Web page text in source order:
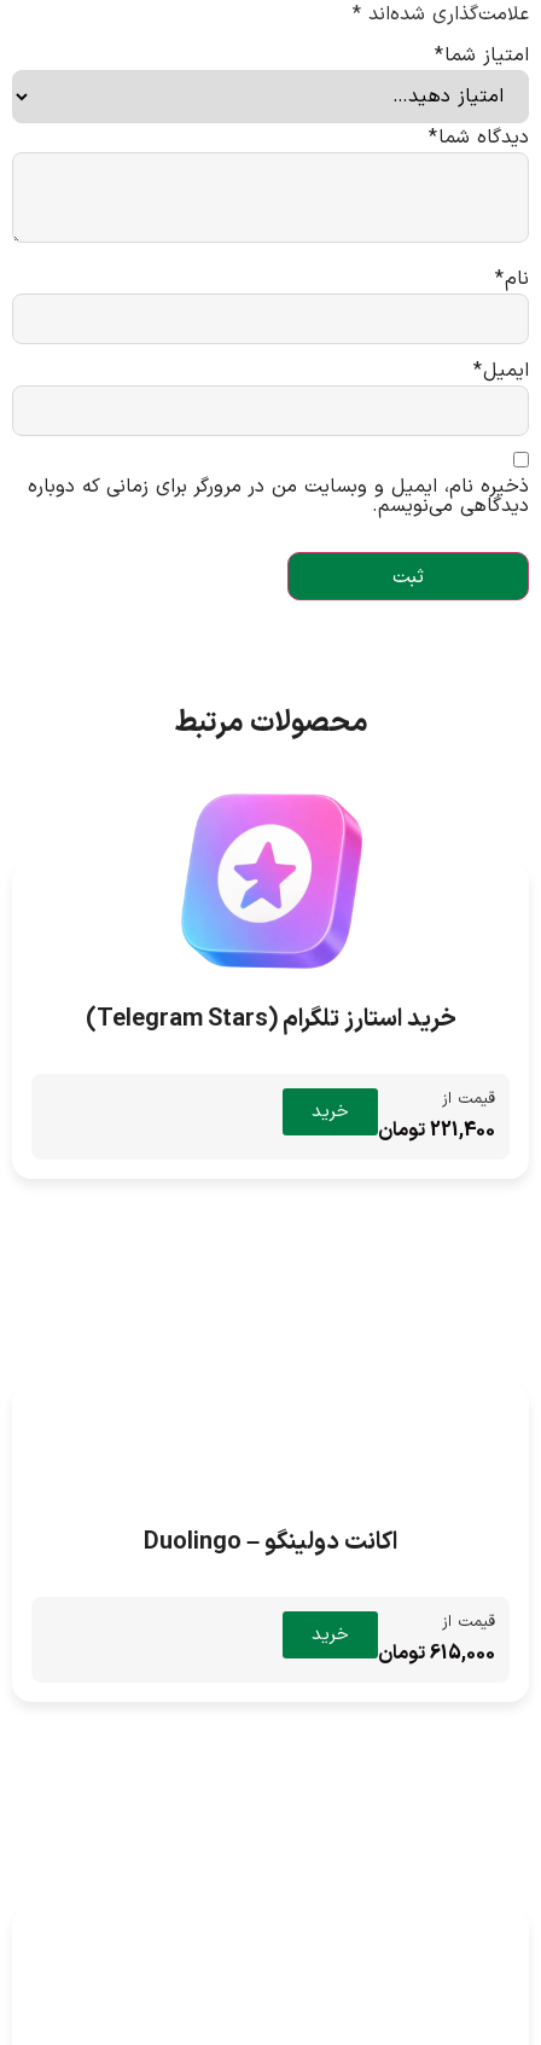
علامت‌گذاری شده‌اند *
امتیاز شما*
دیدگاه شما*
نام*
ایمیل*
ذخیره نام، ایمیل و وبسایت من در مرورگر برای زمانی که دوباره
دیدگاهی می‌نویسم.
محصولات مرتبط
خرید استارز تلگرام (Telegram Stars)
قیمت از
221,400 تومان
خرید
اکانت دولینگو – Duolingo
قیمت از
615,000 تومان
خرید